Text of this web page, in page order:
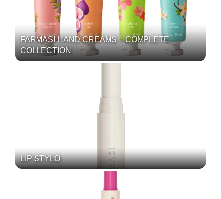
FARMASI HAND CREAMS – COMPLETE
COLLECTION
LIP STYLO